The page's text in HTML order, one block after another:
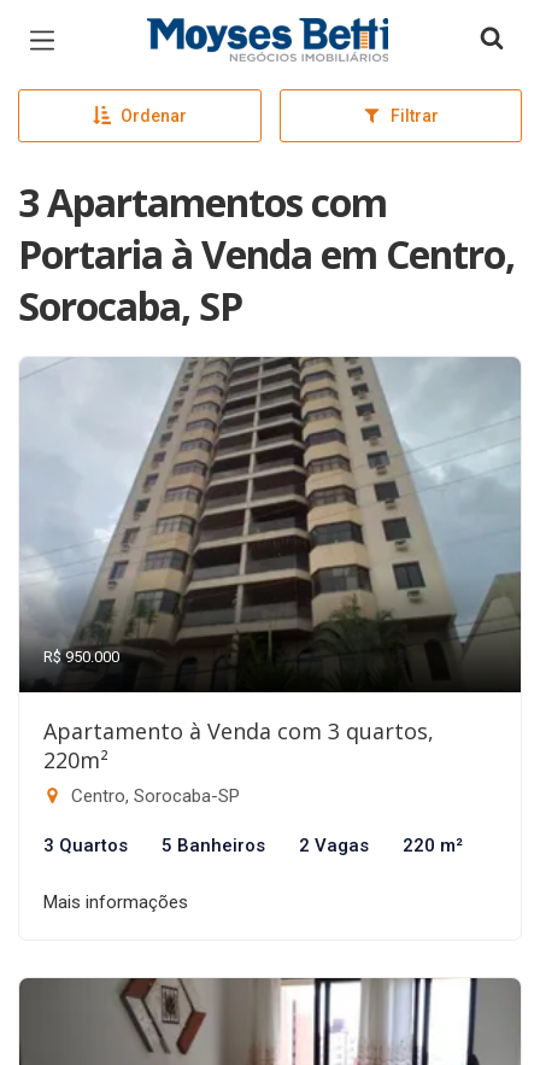
Página inicial
Ordenar Filtrar
3 Apartamentos com
Portaria à Venda em Centro,
Sorocaba, SP
R$ 950.000
Apartamento à Venda com 3 quartos,
220m²
Centro, Sorocaba-SP
3 Quartos 5 Banheiros 2 Vagas 220 m²
Mais informações